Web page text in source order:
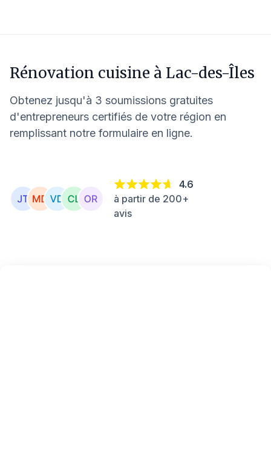
Rénovation cuisine à Lac-des-Îles
Obtenez jusqu'à 3 soumissions gratuites
d'entrepreneurs certifiés de votre région en
remplissant notre formulaire en ligne.
4.6
à partir de 200+
avis